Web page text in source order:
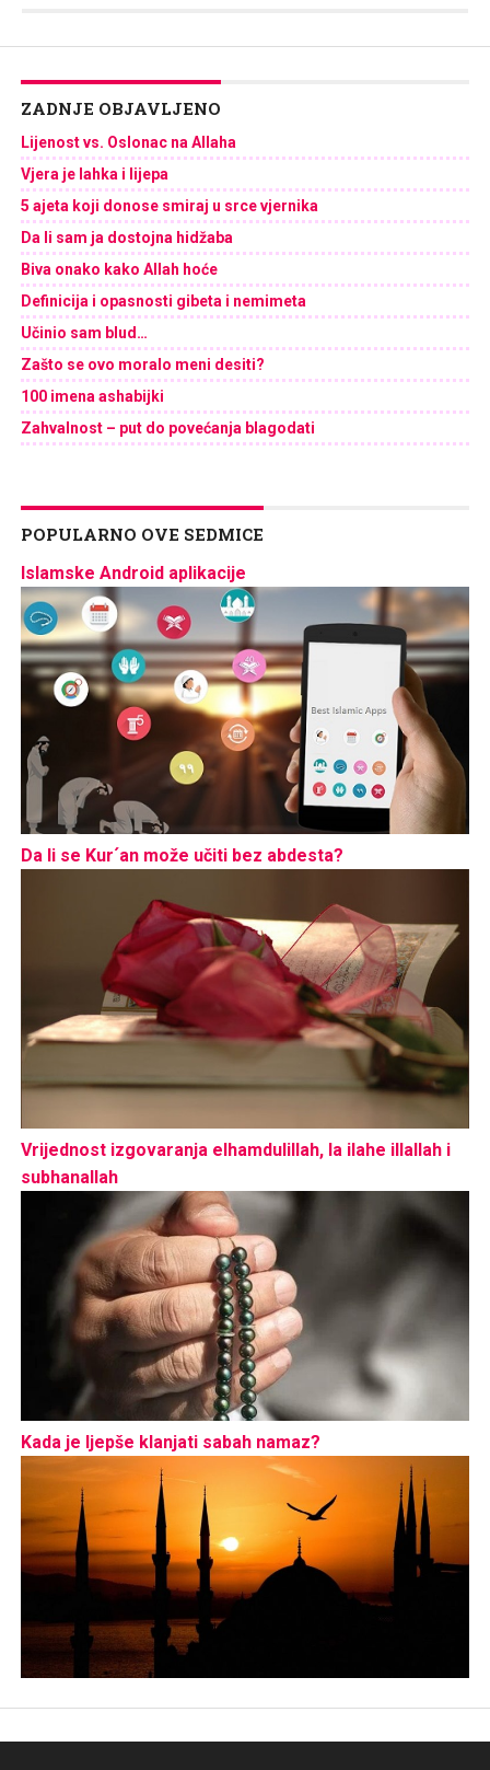
ZADNJE OBJAVLJENO
Lijenost vs. Oslonac na Allaha
Vjera je lahka i lijepa
5 ajeta koji donose smiraj u srce vjernika
Da li sam ja dostojna hidžaba
Biva onako kako Allah hoće
Definicija i opasnosti gibeta i nemimeta
Učinio sam blud…
Zašto se ovo moralo meni desiti?
100 imena ashabijki
Zahvalnost – put do povećanja blagodati
POPULARNO OVE SEDMICE
Islamske Android aplikacije
Da li se Kur´an može učiti bez abdesta?
Vrijednost izgovaranja elhamdulillah, la ilahe illallah i
subhanallah
Kada je ljepše klanjati sabah namaz?